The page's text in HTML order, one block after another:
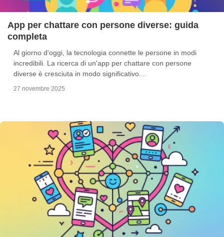
App per chattare con persone diverse: guida
completa
Al giorno d'oggi, la tecnologia connette le persone in modi
incredibili. La ricerca di un'app per chattare con persone
diverse è cresciuta in modo significativo...
27 novembre 2025